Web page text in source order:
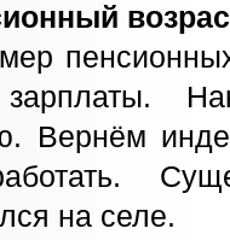
Вернём
на селе.